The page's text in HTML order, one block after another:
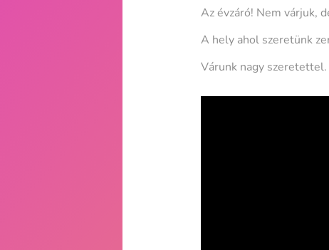
Az évzáró! Nem várjuk,
A hely ahol szeretünk
Várunk nagy